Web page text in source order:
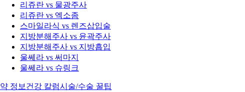
리쥬란 vs 물광주사
리쥬란 vs 엑소좀
스마일라식 vs 렌즈삽입술
지방분해주사 vs 윤곽주사
지방분해주사 vs 지방흡입
울쎄라 vs 써마지
울쎄라 vs 슈링크
약 정보 건강 칼럼시술/수술 꿀팁